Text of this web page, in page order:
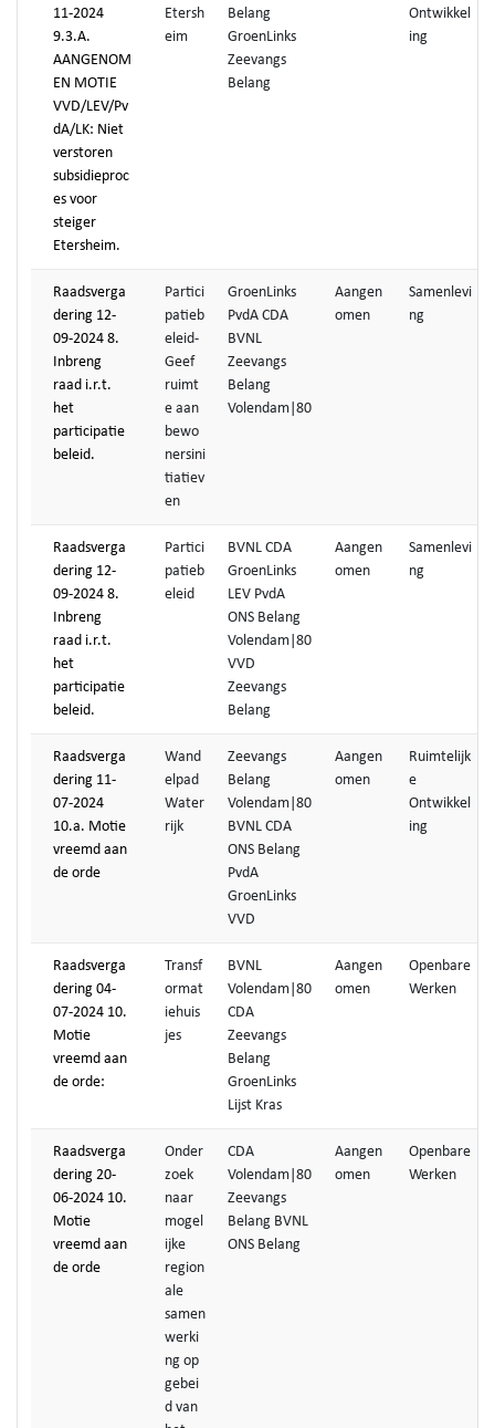
11-2024
9.3.A.
AANGENOM
EN MOTIE
VVD/LEV/Pv
dA/LK: Niet
verstoren
subsidieproc
es voor
steiger
Etersheim.
Etersh
eim
Belang
GroenLinks
Zeevangs
Belang
Ontwikkel
ing
Raadsverga
dering 12-
09-2024 8.
Inbreng
raad i.r.t.
het
participatie
beleid.
Partici
patieb
eleid-
Geef
ruimt
e aan
bewo
nersini
tiatiev
en
GroenLinks
PvdA CDA
BVNL
Zeevangs
Belang
Volendam|80
Aangen
omen
Samenlevi
ng
Raadsverga
dering 12-
09-2024 8.
Inbreng
raad i.r.t.
het
participatie
beleid.
Partici
patieb
eleid
BVNL CDA
GroenLinks
LEV PvdA
ONS Belang
Volendam|80
VVD
Zeevangs
Belang
Aangen
omen
Samenlevi
ng
Raadsverga
dering 11-
07-2024
10.a. Motie
vreemd aan
de orde
Wand
elpad
Water
rijk
Zeevangs
Belang
Volendam|80
BVNL CDA
ONS Belang
PvdA
GroenLinks
VVD
Aangen
omen
Ruimtelijk
e
Ontwikkel
ing
Raadsverga
dering 04-
07-2024 10.
Motie
vreemd aan
de orde:
Transf
ormat
iehuis
jes
BVNL
Volendam|80
CDA
Zeevangs
Belang
GroenLinks
Lijst Kras
Aangen
omen
Openbare
Werken
Raadsverga
dering 20-
06-2024 10.
Motie
vreemd aan
de orde
Onder
zoek
naar
mogel
ijke
region
ale
samen
werki
ng op
gebei
d van
CDA
Volendam|80
Zeevangs
Belang BVNL
ONS Belang
Aangen
omen
Openbare
Werken